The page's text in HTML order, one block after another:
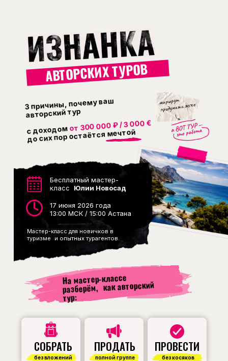
3 причины, почему ваш
авторский тур
с доходомот 300 000 ₽ / 3 000 €
до сих пор остаётся мечтой
АВТОРСКИХ ТУРОВ
Бесплатный мастер-
класс Юлии Новосад
17 июня 2026 года
13:00 МСК / 15:00 Астана
Мастер-класс для новичков в
туризме и опытных турагентов.
ПРОДАТЬ
полной группе
без вложений
СОБРАТЬ ПРОВЕСТИ
без косяков
На мастер-классе
разберём, как авторский
тур: